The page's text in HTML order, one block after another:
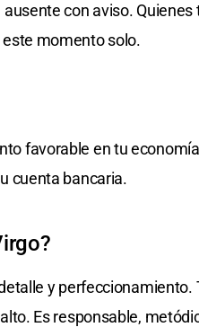
con aviso.
momento solo.
favorable en tu
cuenta bancaria.
y perfeccionamiento.
Es responsable,